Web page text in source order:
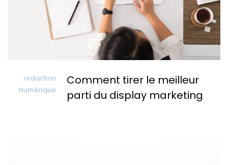
redaction
Numérique
Comment tirer le meilleur
parti du display marketing